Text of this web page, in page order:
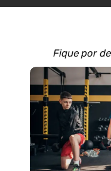
Fique por